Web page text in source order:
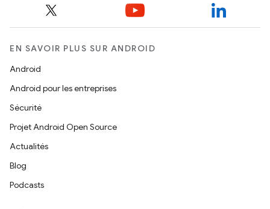
EN SAVOIR PLUS SUR ANDROID
Android
Android pour les entreprises
Sécurité
Projet Android Open Source
Actualités
Blog
Podcasts